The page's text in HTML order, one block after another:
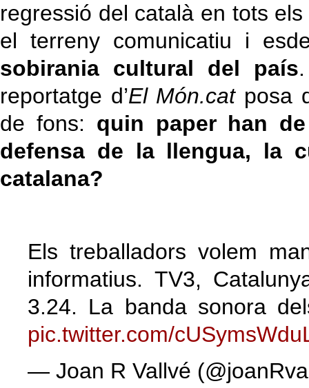
regressió del català en tots
el terreny comunicatiu i
sobirania cultural del país
reportatge d’El Món.catposa
de fons: quin paper han
defensa de la llengua, la
catalana?
Els treballadors volem
informatius. TV3,
3.24. La banda sonora
pic.twitter.com/
— Joan R Vallvé